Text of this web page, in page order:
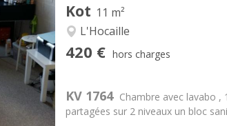
Kot 11 m²
L'Hocaille
420 € hors charges
KV 1764 Chambre avec lavabo
partagées sur 2 niveaux un bloc
Aménagement
Superficie:11 m2